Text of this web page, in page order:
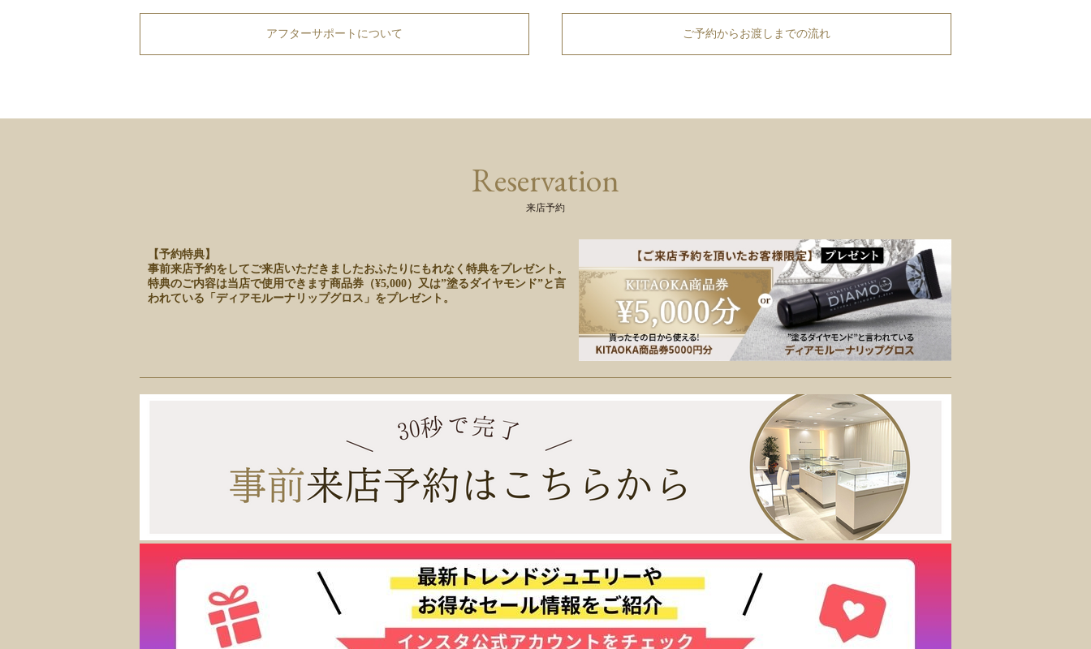
アフターサポートについて ご予約からお渡しまでの流れ
Reservation
来店予約
【予約特典】
事前来店予約をしてご来店いただきましたおふたりにもれなく特典をプレゼント。
特典のご内容は当店で使用できます商品券（¥5,000）又は”塗るダイヤモンド”と言
われている「ディアモルーナリップグロス」をプレゼント。